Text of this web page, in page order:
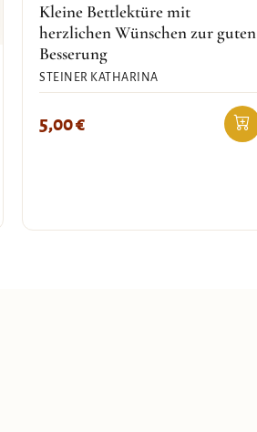
Kleine Bettlektüre mit
herzlichen Wünschen zur guten
Besserung
STEINER KATHARINA
5,00€